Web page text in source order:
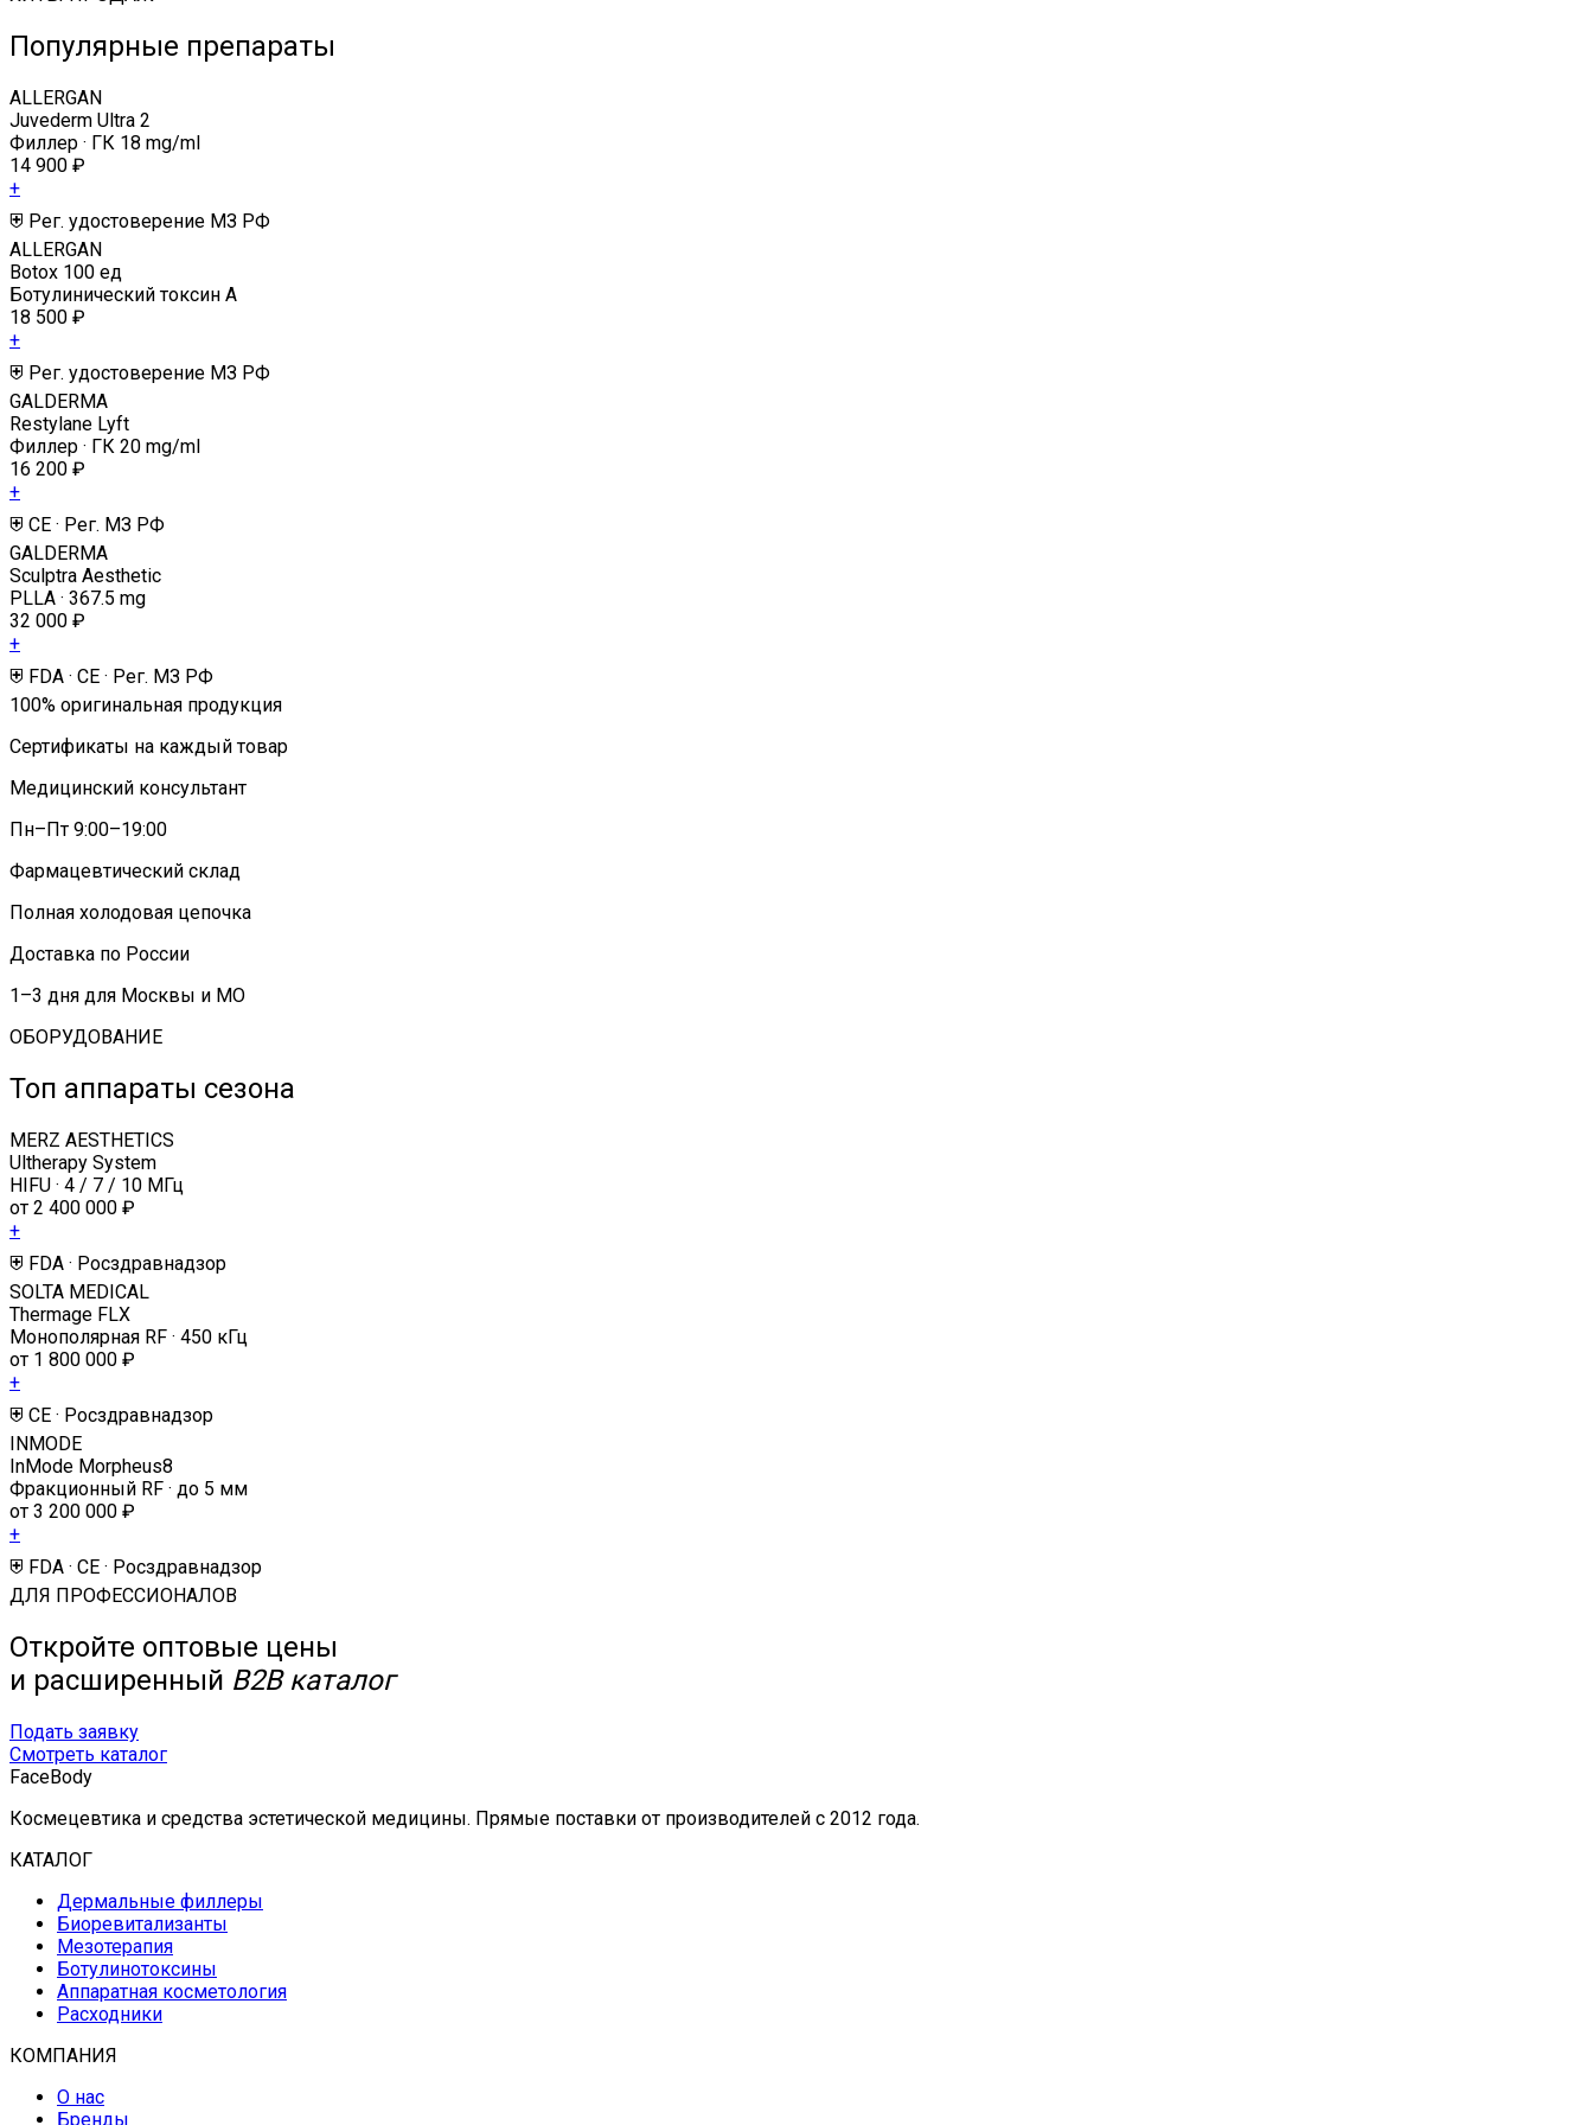
Популярные препараты
ALLERGAN
Juvederm Ultra 2
Филлер · ГК 18 mg/ml
14 900 ₽
+
⛨ Рег. удостоверение МЗ РФ
ALLERGAN
Botox 100 ед
Ботулинический токсин А
18 500 ₽
+
⛨ Рег. удостоверение МЗ РФ
GALDERMA
Restylane Lyft
Филлер · ГК 20 mg/ml
16 200 ₽
+
⛨ CE · Рег. МЗ РФ
GALDERMA
Sculptra Aesthetic
PLLA · 367.5 mg
32 000 ₽
+
⛨ FDA · CE · Рег. МЗ РФ
100% оригинальная продукция
Сертификаты на каждый товар
Медицинский консультант
Пн–Пт 9:00–19:00
Фармацевтический склад
Полная холодовая цепочка
Доставка по России
1–3 дня для Москвы и МО
ОБОРУДОВАНИЕ
Топ аппараты сезона
MERZ AESTHETICS
Ultherapy System
HIFU · 4 / 7 / 10 МГц
от 2 400 000 ₽
+
⛨ FDA · Росздравнадзор
SOLTA MEDICAL
Thermage FLX
Монополярная RF · 450 кГц
от 1 800 000 ₽
+
⛨ CE · Росздравнадзор
INMODE
InMode Morpheus8
Фракционный RF · до 5 мм
от 3 200 000 ₽
+
⛨ FDA · CE · Росздравнадзор
ДЛЯ ПРОФЕССИОНАЛОВ
Откройте оптовые цены
и расширенный B2B каталог
Подать заявку
Смотреть каталог
FaceBody
Космецевтика и средства эстетической медицины. Прямые поставки от производителей с 2012 года.
КАТАЛОГ
Дермальные филлеры
Биоревитализанты
Мезотерапия
Ботулинотоксины
Аппаратная косметология
Расходники
КОМПАНИЯ
О нас
Бренды